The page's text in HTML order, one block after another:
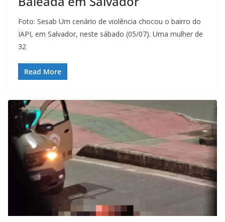
Foto: Sesab Um cenário de violência chocou o bairro do
IAPI, em Salvador, neste sábado (05/07). Uma mulher de
32
Read More